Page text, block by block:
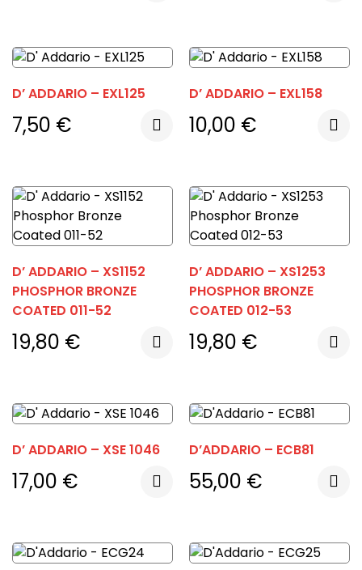
D’ ADDARIO – EXL125
7,50 €
D’ ADDARIO – EXL158
10,00 €
D’ ADDARIO – XS1152
PHOSPHOR BRONZE
COATED 011-52
19,80 €
D’ ADDARIO – XS1253
PHOSPHOR BRONZE
COATED 012-53
19,80 €
D’ ADDARIO – XSE 1046
17,00 €
D’ADDARIO – ECB81
55,00 €